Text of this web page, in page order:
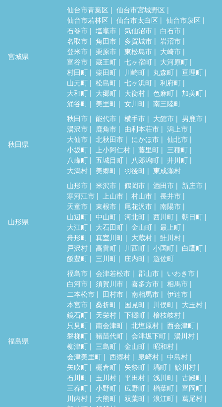
宮城県
仙台市青葉区
仙台市宮城野区
仙台市若林区
仙台市太白区
仙台市泉区
石巻市
塩竈市 気仙沼市
白石市
名取市
角田市 多賀城市
岩沼市
登米市
栗原市 東松島市
大崎市
富谷市
蔵王町 七ヶ宿町
大河原町
村田町
柴田町 川崎町 丸森町
亘理町
山元町
松島町 七ヶ浜町
利府町
大和町
大郷町 大衡村 色麻町
加美町
涌谷町
美里町 女川町 南三陸町
秋田県
秋田市 能代市 横手市 大館市
男鹿市
湯沢市
鹿角市 由利本荘市
潟上市
大仙市
北秋田市 にかほ市
仙北市
小坂町
上小阿仁村 藤里町
三種町
八峰町
五城目町 八郎潟町
井川町
大潟村
美郷町 羽後町 東成瀬村
山形県
山形市 米沢市 鶴岡市 酒田市
新庄市
寒河江市
上山市 村山市
長井市
天童市
東根市 尾花沢市
南陽市
山辺町
中山町 河北町 西川町
朝日町
大江町
大石田町 金山町
最上町
舟形町
真室川町 大蔵村
鮭川村
戸沢村
高畠町 川西町 小国町
白鷹町
飯豊町
三川町 庄内町 遊佐町
福島県
福島市 会津若松市 郡山市
いわき市
白河市
須賀川市 喜多方市
相馬市
二本松市
田村市 南相馬市
伊達市
本宮市
桑折町 国見町 川俣町
大玉村
鏡石町
天栄村 下郷町
檜枝岐村
只見町
南会津町 北塩原村
西会津町
磐梯町
猪苗代町 会津坂下町
湯川村
柳津町
三島町 金山町
昭和村
会津美里町
西郷村 泉崎村
中島村
矢吹町
棚倉町 矢祭町 塙町
鮫川村
石川町
玉川村 平田村 浅川町
古殿町
三春町
小野町 広野町 楢葉町
富岡町
川内村
大熊町 双葉町 浪江町
葛尾村